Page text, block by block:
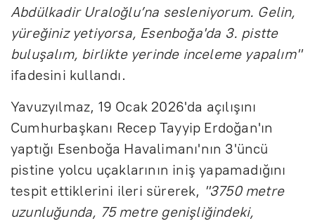
Abdülkadir Uraloğlu’na sesleniyorum. Gelin,
yüreğiniz yetiyorsa, Esenboğa'da 3. pistte
buluşalım, birlikte yerinde inceleme yapalım"
ifadesini kullandı.
Yavuzyılmaz, 19 Ocak 2026'da açılışını
Cumhurbaşkanı Recep Tayyip Erdoğan'ın
yaptığı Esenboğa Havalimanı'nın 3'üncü
pistine yolcu uçaklarının iniş yapamadığını
tespit ettiklerini ileri sürerek, "3750 metre
uzunluğunda, 75 metre genişliğindeki,